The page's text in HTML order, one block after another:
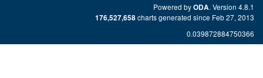
Powered byODA. Version 4.8.1
176,527,658charts generated since Feb 27, 2013
0.039872884750366